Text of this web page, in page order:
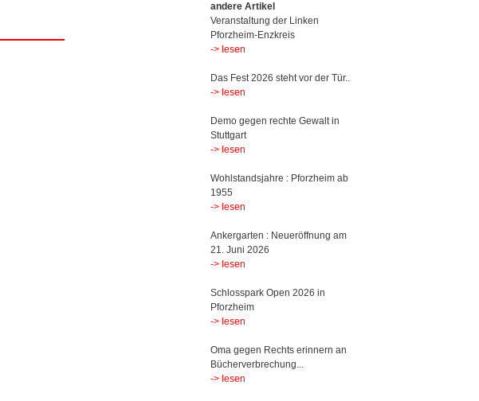
andere Artikel
Veranstaltung der Linken
Pforzheim-Enzkreis
-> lesen
Das Fest 2026 steht vor der Tür..
-> lesen
Demo gegen rechte Gewalt in
Stuttgart
-> lesen
Wohlstandsjahre : Pforzheim ab
1955
-> lesen
Ankergarten : Neueröffnung am
21. Juni 2026
-> lesen
Schlosspark Open 2026 in
Pforzheim
-> lesen
Oma gegen Rechts erinnern an
Bücherverbrechung...
-> lesen